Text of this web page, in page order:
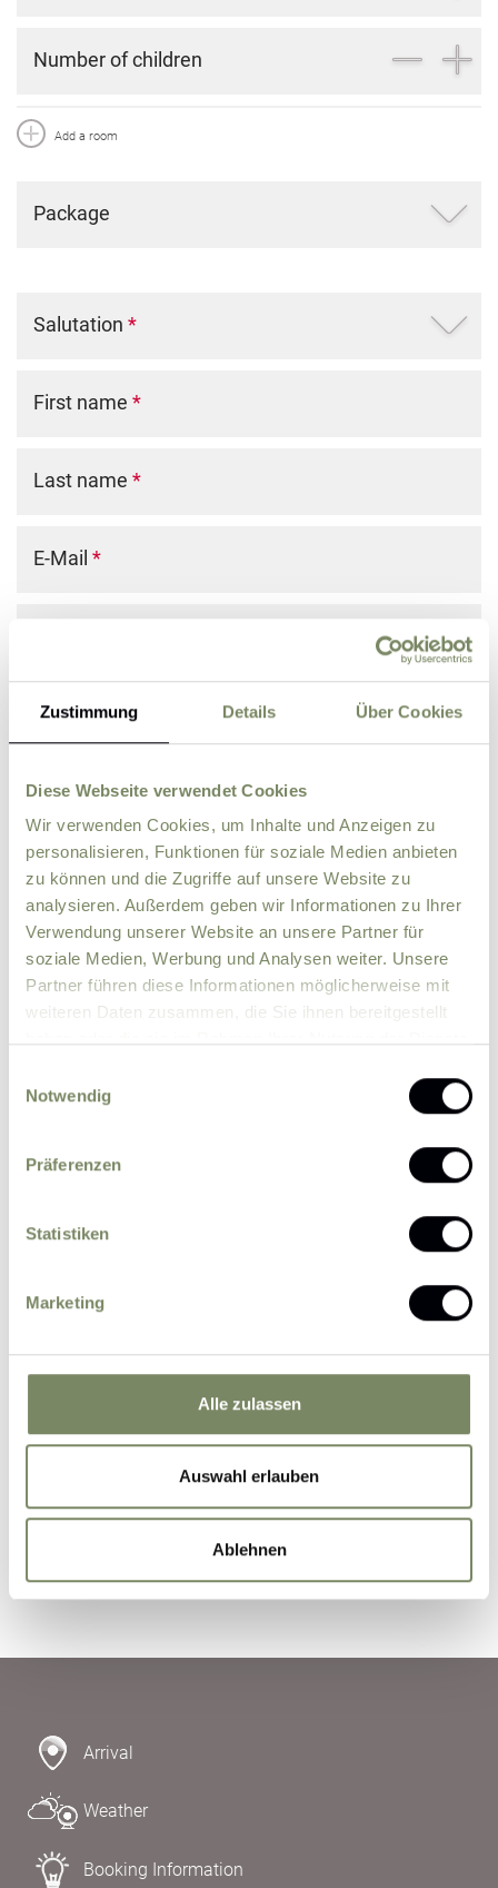
Zustimmung Details Über Cookies
Diese Webseite verwendet Cookies
Wir verwenden Cookies, um Inhalte und Anzeigen zu
personalisieren, Funktionen für soziale Medien anbieten
zu können und die Zugriffe auf unsere Website zu
analysieren. Außerdem geben wir Informationen zu Ihrer
Verwendung unserer Website an unsere Partner für
soziale Medien, Werbung und Analysen weiter. Unsere
Partner führen diese Informationen möglicherweise mit
weiteren Daten zusammen, die Sie ihnen bereitgestellt
Notwendig
Präferenzen
Statistiken
Marketing
Alle zulassen
Auswahl erlauben
Ablehnen
Number of children
Add a room
Package
Salutation *
First name *
Last name *
E-Mail *
Street
ZIP City
Country
Comment
offers by e-mail.
may be processed by the data protection officer
for the purpose of processing my enquiry on the
basis of the consent given by me by sending the
Submit Inquiry
Arrival
Weather
Booking Information